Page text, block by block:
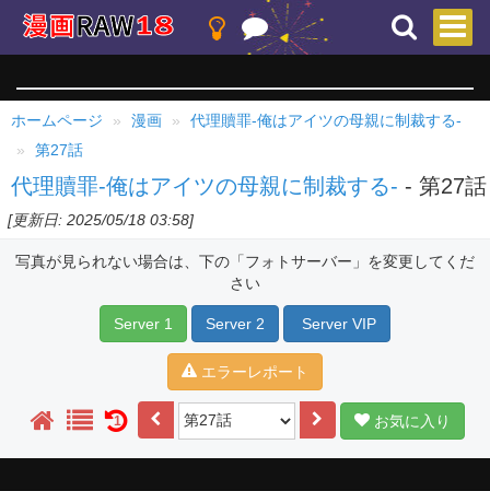
ホームページ 漫画
代理贖罪-俺はアイツの母親に制裁する-
第27話
代理贖罪-俺はアイツの母親に制裁する- - 第27話
[更新日: 2025/05/18 03:58]
写真が見られない場合は、下の「フォトサーバー」を変更してくだ
さい
Server 1 Server 2 Server VIP
エラーレポート
1 お気に入り